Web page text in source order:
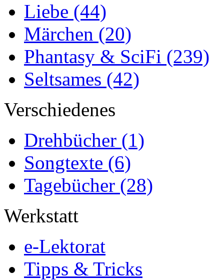
Liebe (44)
Märchen (20)
Phantasy & SciFi (239)
Seltsames (42)
Verschiedenes
Drehbücher (1)
Songtexte (6)
Tagebücher (28)
Werkstatt
e-Lektorat
Tipps & Tricks